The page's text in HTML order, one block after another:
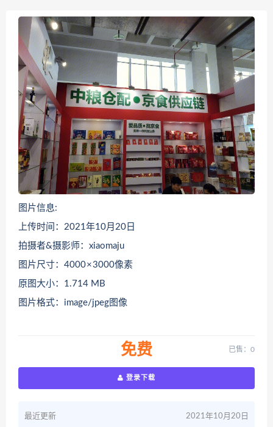
图片信息:
上传时间：2021年10月20日
拍摄者&摄影师：xiaomaju
图片尺寸：4000 × 3000像素
原图大小：1.714 MB
图片格式：image/jpeg图像
免费 已售：0
登录下载
最近更新 2021年10月20日